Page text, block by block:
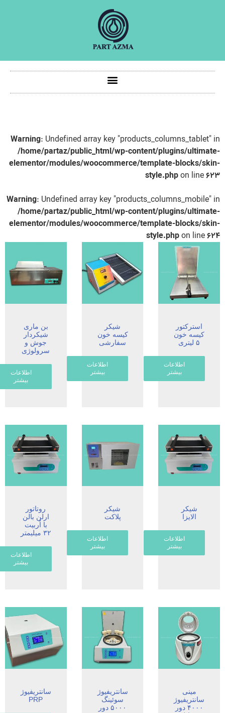
Warning: Undefined array key "products_columns_tablet"
/home/partaz/public_html/wp-content/plugins/
elementor/modules/woocommerce/template-blocks/
style.phpon line
Warning: Undefined array key "products_columns_mobile"
/home/partaz/public_html/wp-content/plugins/
elementor/modules/woocommerce/template-blocks/
style.phpon line
استرکتور
کیسه خون
اطلاعات
بیشتر
شیکر
کیسه خون
سفارشی
اطلاعات
بیشتر
بن ماری
شیکردار
جوش و
سرولوژی
اطلاعات
بیشتر
شیکر
الایزا
اطلاعات
بیشتر
شیکر
پلاکت
اطلاعات
بیشتر
روتاتور
ارلن بالن
با اُربیت
اطلاعات
بیشتر
مینی
سانتریفیوژ
۴۰۰۰ دور
سانتریفیوژ
سوئینگ
۵۰۰۰ دور
سانتریفیوژ
PRP